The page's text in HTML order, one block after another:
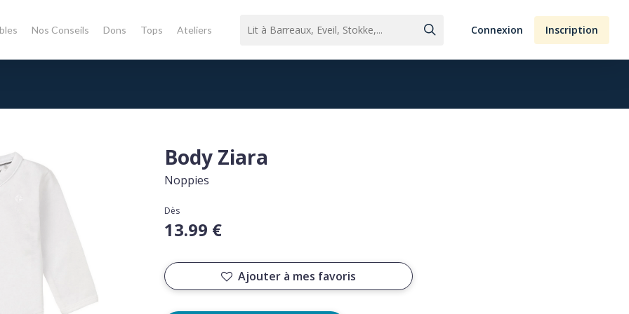
Nos Conseils Dons Tops Ateliers Connexion Inscription
Body Ziara
Noppies
Dès
13.99 €
Ajouter à mes favoris